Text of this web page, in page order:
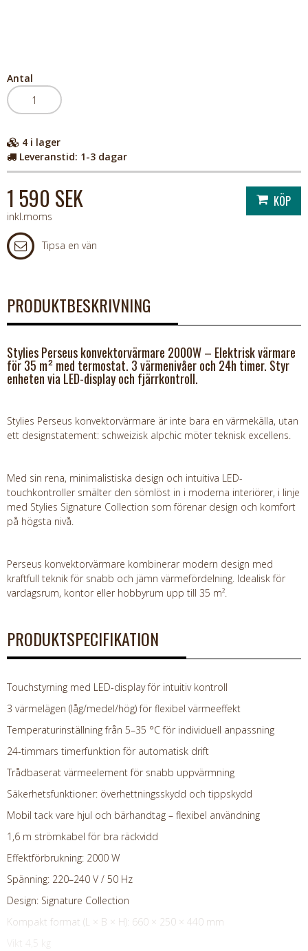
Antal
4 i lager
Leveranstid: 1-3 dagar
1 590 SEK
inkl.moms
Tipsa en vän
PRODUKTBESKRIVNING
Stylies Perseus konvektorvärmare 2000W – Elektrisk värmare
för 35 m² med termostat. 3 värmenivåer och 24h timer. Styr
enheten via LED-display och fjärrkontroll.
Stylies Perseus konvektorvärmare är inte bara en värmekälla, utan
ett designstatement: schweizisk alpchic möter teknisk excellens.
Med sin rena, minimalistiska design och intuitiva LED-
touchkontroller smälter den sömlöst in i moderna interiörer, i linje
med Stylies Signature Collection som förenar design och komfort
på högsta nivå.
Perseus konvektorvärmare kombinerar modern design med
kraftfull teknik för snabb och jämn värmefördelning. Idealisk för
vardagsrum, kontor eller hobbyrum upp till 35 m².
PRODUKTSPECIFIKATION
Touchstyrning med LED-display för intuitiv kontroll
3 värmelägen (låg/medel/hög) för flexibel värmeeffekt
Temperaturinställning från 5–35 °C för individuell anpassning
24-timmars timerfunktion för automatisk drift
Trådbaserat värmeelement för snabb uppvärmning
Säkerhetsfunktioner: överhettningsskydd och tippskydd
Mobil tack vare hjul och bärhandtag – flexibel användning
1,6 m strömkabel för bra räckvidd
Effektförbrukning: 2000 W
Spänning: 220–240 V / 50 Hz
Design: Signature Collection
Kompakt format (L × B × H): 660 × 250 × 440 mm
Vikt 4,5 kg